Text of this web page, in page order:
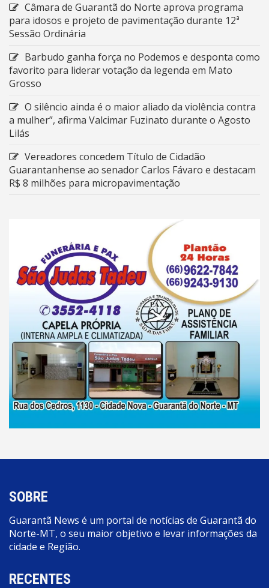
Câmara de Guarantã do Norte aprova programa
para idosos e projeto de pavimentação durante 12ª
Sessão Ordinária
Barbudo ganha força no Podemos e desponta como
favorito para liderar votação da legenda em Mato
Grosso
O silêncio ainda é o maior aliado da violência contra
a mulher”, afirma Valcimar Fuzinato durante o Agosto
Lilás
Vereadores concedem Título de Cidadão
Guarantanhense ao senador Carlos Fávaro e destacam
R$ 8 milhões para micropavimentação
SOBRE
Guarantã News é um portal de notícias de Guarantã do
Norte-MT, o seu maior objetivo e levar informações da
cidade e Região.
RECENTES